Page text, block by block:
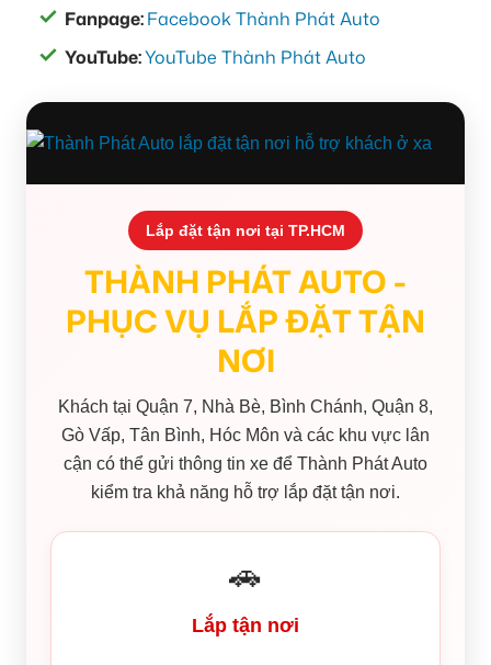
Fanpage:Facebook Thành Phát Auto
YouTube:YouTube Thành Phát Auto
Lắp đặt tận nơi tại TP.HCM
THÀNH PHÁT AUTO -
PHỤC VỤ LẮP ĐẶT TẬN
NƠI
Khách tại Quận 7, Nhà Bè, Bình Chánh, Quận 8,
Gò Vấp, Tân Bình, Hóc Môn và các khu vực lân
cận có thể gửi thông tin xe để Thành Phát Auto
kiểm tra khả năng hỗ trợ lắp đặt tận nơi.
🚗
Lắp tận nơi